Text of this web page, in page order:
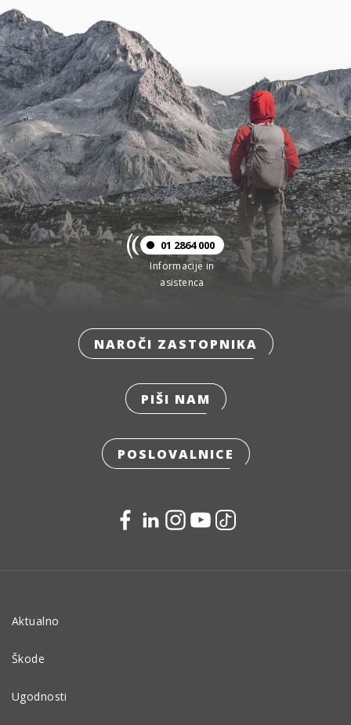
01 2864 000
Informacije in
asistenca
NAROČI ZASTOPNIKA
PIŠI NAM
POSLOVALNICE
Aktualno
Škode
Ugodnosti